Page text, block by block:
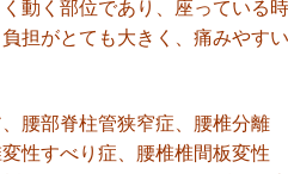
動く部位であり、座っている時
担がとても大きく、痛みやすい
腰部脊柱管狭窄症、腰椎分離
性すべり症、腰椎椎間板変性